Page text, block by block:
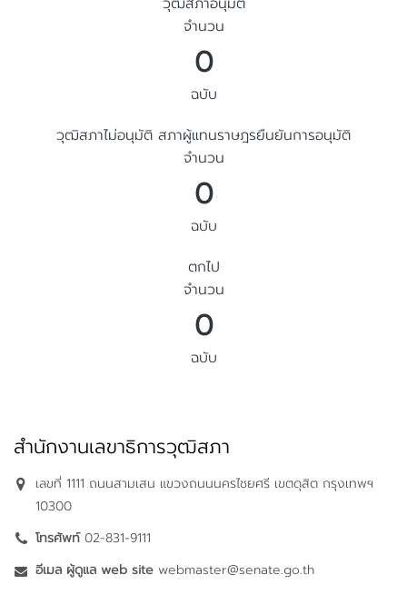
จำนวน
0
ฉบับ
วุฒิสภาไม่อนุมัติ สภาผู้แทนราษฎรยืนยันการอนุมัติ
จำนวน
0
ฉบับ
ตกไป
จำนวน
0
ฉบับ
สำนักงานเลขาธิการวุฒิสภา
เลขที่ 1111 ถนนสามเสน แขวงถนนนครไชยศรี เขตดุสิต กรุงเทพฯ
10300
โทรศัพท์02-831-9111
อีเมล ผู้ดูแล web site webmaster@senate.go.th